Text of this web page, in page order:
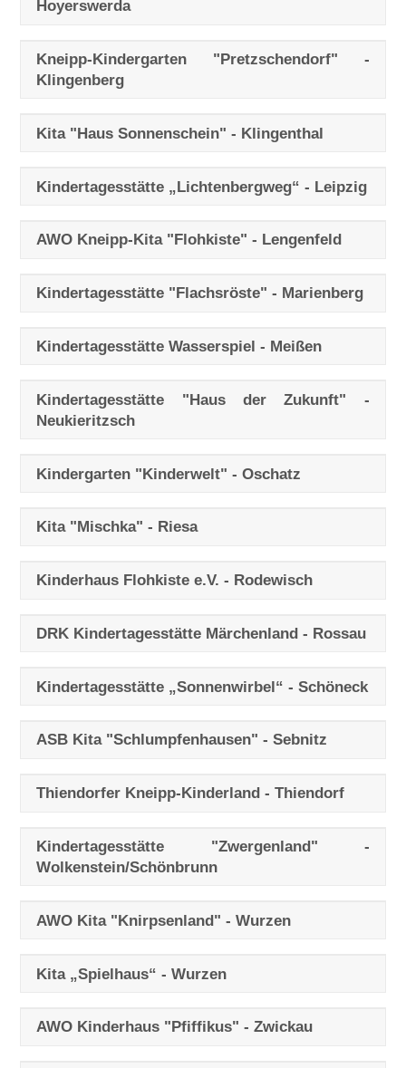
Hoyerswerda
Kneipp-Kindergarten "Pretzschendorf" -
Klingenberg
Kita "Haus Sonnenschein" - Klingenthal
Kindertagesstätte „Lichtenbergweg“ - Leipzig
AWO Kneipp-Kita "Flohkiste" - Lengenfeld
Kindertagesstätte "Flachsröste" - Marienberg
Kindertagesstätte Wasserspiel - Meißen
Kindertagesstätte "Haus der Zukunft" -
Neukieritzsch
Kindergarten "Kinderwelt" - Oschatz
Kita "Mischka" - Riesa
Kinderhaus Flohkiste e.V. - Rodewisch
DRK Kindertagesstätte Märchenland - Rossau
Kindertagesstätte „Sonnenwirbel“ - Schöneck
ASB Kita "Schlumpfenhausen" - Sebnitz
Thiendorfer Kneipp-Kinderland - Thiendorf
Kindertagesstätte "Zwergenland" -
Wolkenstein/Schönbrunn
AWO Kita "Knirpsenland" - Wurzen
Kita „Spielhaus“ - Wurzen
AWO Kinderhaus "Pfiffikus" - Zwickau